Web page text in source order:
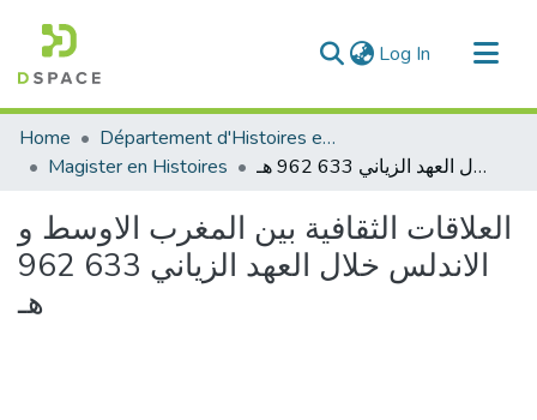
Log In (current)
Communities & Collections
All of DSpace
Home
Département d'Histoires et Arts
Magister en Histoires
العلاقات الثقافية بين المغرب الاوسط و الاندلس خلال العهد الزياني 633 962 هـ
العلاقات الثقافية بين المغرب الاوسط و
الاندلس خلال العهد الزياني 633 962
هـ